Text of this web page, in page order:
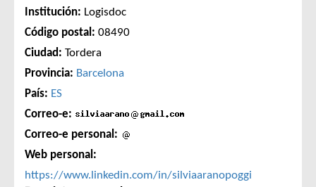
Institución: Logisdoc
Código postal: 08490
Ciudad: Tordera
Provincia: Barcelona
País: ES
Correo-e:
Correo-e personal:
Web personal:
https://www.linkedin.com/in/silviaaranopoggi